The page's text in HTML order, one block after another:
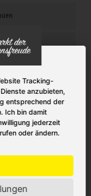
Tracking-
anzubieten,
entsprechend der
Ich bin damit
jederzeit
oder ändern.